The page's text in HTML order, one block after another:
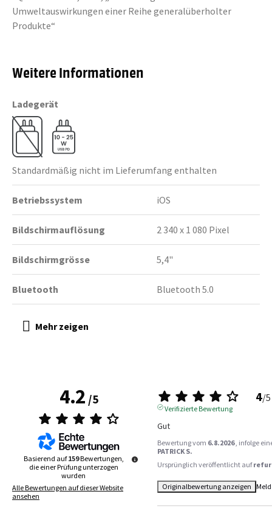
Umweltauswirkungen einer Reihe generalüberholter
Produkte“
Weitere Informationen
Ladegerät
Standardmäßig nicht im Lieferumfang enthalten
Betriebssystem iOS
Bildschirmauflösung 2 340 x 1 080 Pixel
Bildschirmgrösse 5,4"
Bluetooth Bluetooth 5.0
4.2/5
Basierend auf159Bewertungen,
die einer Prüfung unterzogen
wurden
Alle Bewertungen auf dieser Website
ansehen
4/5
Verifizierte Bewertung
Gut
Bewertung vom 6.8.2026 , infolge
PATRICK S.
Ursprünglich veröffentlicht auf
Originalbewertung anzeigen